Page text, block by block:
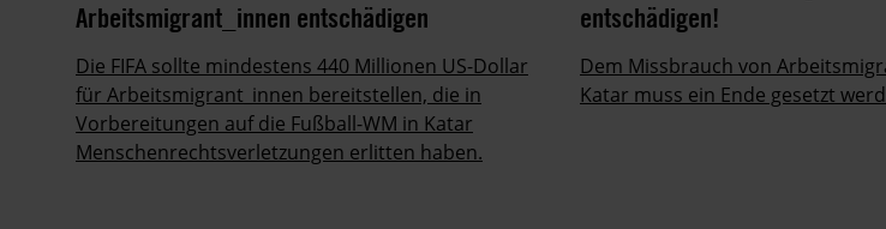
Arbeitsmigrant_innen entschädigen
Die FIFA sollte mindestens 440 Millionen US-Dollar
für Arbeitsmigrant_innen bereitstellen, die in
Vorbereitungen auf die Fußball-WM in Katar
Menschenrechtsverletzungen erlitten haben.
entschädigen!
Dem Missbrauch von
Katar muss ein Ende gesetzt